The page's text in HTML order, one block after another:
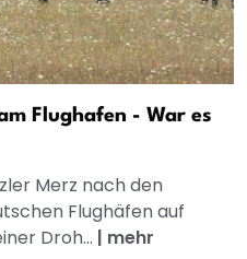
Flughafen - War es
Merz nach den
Flughäfen auf
Droh... | mehr